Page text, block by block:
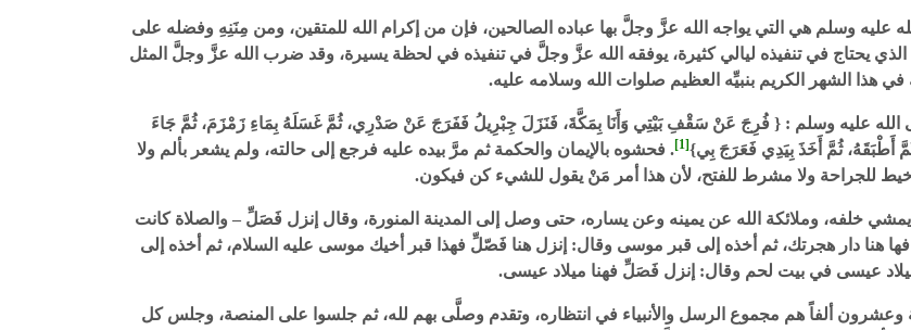
عليه وسلم هي التي يواجه الله عزَّ وجلَّ بها عباده الصالحين، فإن من إكرام الله للمتقين، ومن مِنَنِهِ وفضله على
يحتاج في تنفيذه ليالي كثيرة، يوفقه الله عزَّ وجلَّ في تنفيذه في لحظة يسيرة، وقد ضرب الله عزَّ وجلَّ المثل
هذا الشهر الكريم بنبيِّه العظيم صلوات الله وسلامه عليه.
الله عليه وسلم : { فُرِجَ عَنْ سَقْفِ بَيْتِي وَأَنَا بِمَكَّةَ، فَنَزَلَ جِبْرِيلُ فَفَرَجَ عَنْ صَدْرِي، ثُمَّ غَسَلَهُ بِمَاءِ زَمْزَمَ، ثُمَّ جَاءَ
ثُمَّ أَخَذَ بِيَدِي فَعَرَجَ بِي}[1]
. فحشوه بالإيمان والحكمة ثم مرَّ بيده عليه فرجع إلى حالته، ولم يشعر بألم ولا
خيط للجراحة ولا مشرط للفتح، لأن هذا أمر مَنْ يقول للشيء كن فيكون.
خلفه، وملائكة الله عن يمينه وعن يساره، حتى وصل إلى المدينة المنورة، وقال إنزل فَصَلِّ – والصلاة كانت
فها هنا دار هجرتك، ثم أخذه إلى قبر موسى وقال: إنزل هنا فَصّلِّ فهذا قبر أخيك موسى عليه السلام، ثم أخذه إلى
عيسى في بيت لحم وقال: إنزل فَصَلِّ فهنا ميلاد عيسى.
ألفاً هم مجموع الرسل والأنبياء في انتظاره، وتقدم وصلَّى بهم لله، ثم جلسوا على المنصة، وجلس كل